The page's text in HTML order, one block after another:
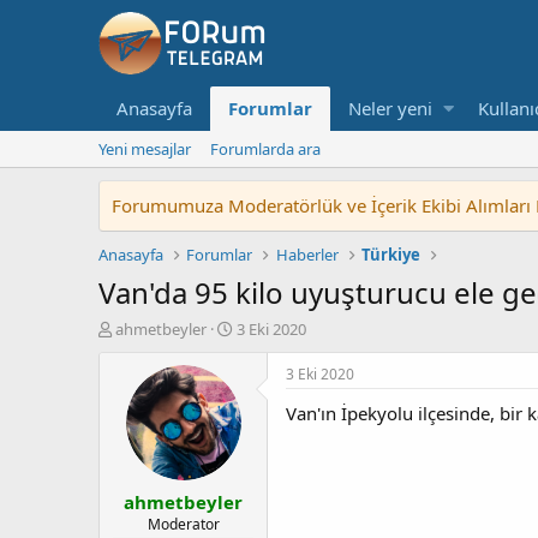
Anasayfa Forumlar Neler yeni
Yeni mesajlar Forumlarda ara
Forumumuza Moderatörlük ve İçerik Ekibi
Anasayfa Forumlar Haberler Türkiye
Van'da 95 kilo uyuşturucu ele
K
ahmetbeyler
B
a
n
ç
3 Eki 2020
ahmetbeyler
Moderator
3 Eki 2020
Van'ın İpekyolu ilçesinde, bir